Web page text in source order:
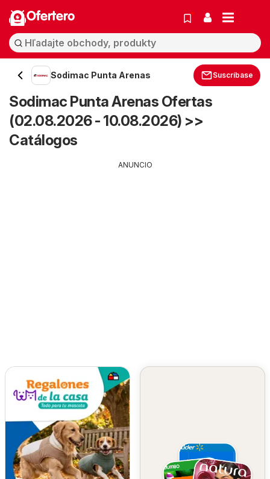
Ofertero
Sodimac Punta Arenas Suscríbase
Sodimac Punta Arenas Ofertas
(02.08.2026 - 10.08.2026) >>
Catálogos
ANUNCIO